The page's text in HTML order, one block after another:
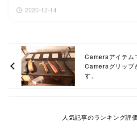
2020-12-14
Cameraアイテム
Cameraグリップ
す。
人気記事のランキング評価